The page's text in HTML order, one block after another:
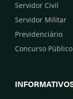
Servidor Civil
Servidor Militar
Previdenciário
Concurso Público